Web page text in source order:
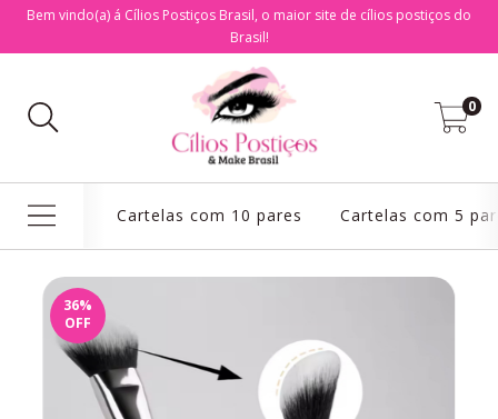
Bem vindo(a) á Cílios Postiços Brasil, o maior site de cílios postiços do
Brasil!
0
Cartelas com 10 pares Cartelas com 5
36%
OFF